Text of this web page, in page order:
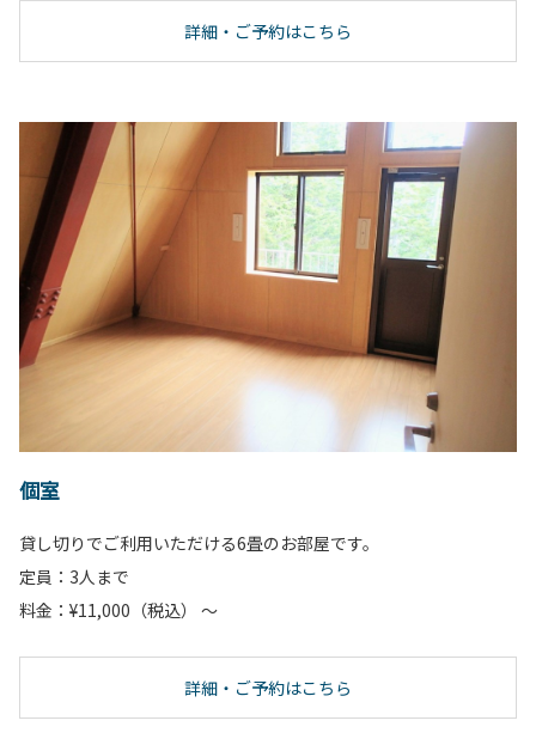
詳細・ご予約はこちら
個室
貸し切りでご利用いただける6畳のお部屋です。
定員：3人まで
料金：¥11,000（税込） ～
詳細・ご予約はこちら